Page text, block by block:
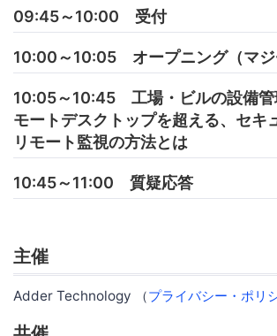
09:45～10:00 受付
10:00～10:05 オープニング（マジ
10:05～10:45 工場・ビルの設備管
モートデスクトップを超える、セキ
リモート監視の方法とは
10:45～11:00 質疑応答
主催
Adder Technology （プライバシー・ポリ